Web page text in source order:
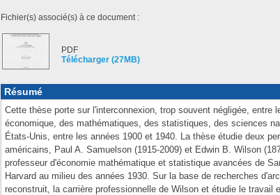
Fichier(s) associé(s) à ce document :
PDF
Télécharger (27MB)
Résumé
Cette thèse porte sur l'interconnexion, trop souvent négligée, entre
économique, des mathématiques, des statistiques, des sciences
États-Unis, entre les années 1900 et 1940. La thèse étudie deux
américains, Paul A. Samuelson (1915-2009) et Edwin B. Wilson
professeur d'économie mathématique et statistique avancées de
Harvard au milieu des années 1930. Sur la base de recherches
reconstruit, la carrière professionnelle de Wilson et étudie le travail